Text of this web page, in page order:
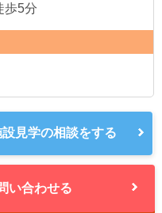
歩5分
設見学の相談をする
い合わせる